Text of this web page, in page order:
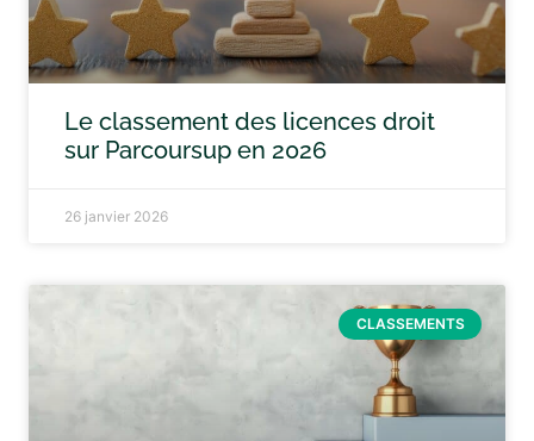
Le classement des licences droit
sur Parcoursup en 2026
26 janvier 2026
CLASSEMENTS